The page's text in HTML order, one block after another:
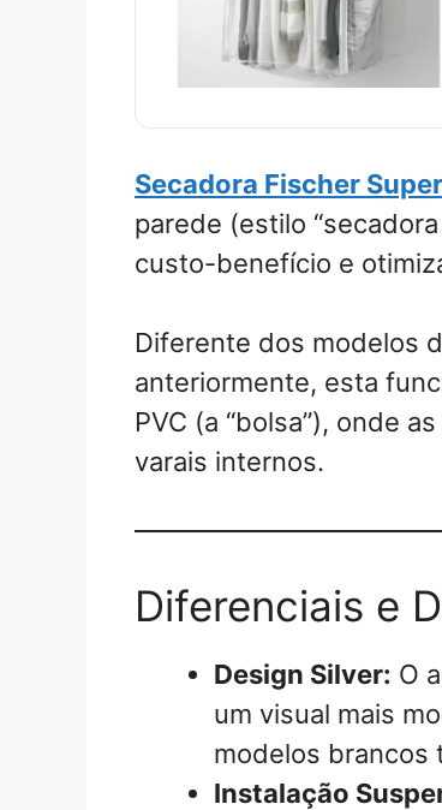
Secadora Fischer
parede (estilo
custo-benefício e
Diferente dos modelos
anteriormente, esta
PVC (a “bolsa”), onde
varais internos.
Diferenciais e
Design Silver: O
um visual mais
modelos brancos
Instalação